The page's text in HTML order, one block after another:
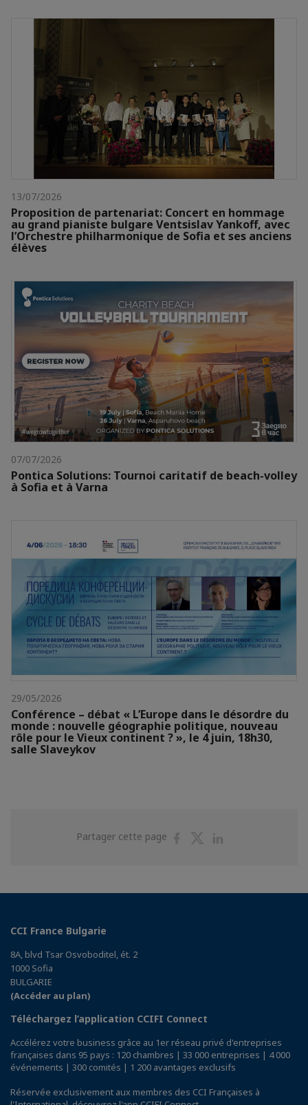
13/07/2026
Proposition de partenariat: Concert en hommage
au grand pianiste bulgare Ventsislav Yankoff, avec
l’Orchestre philharmonique de Sofia et ses anciens
élèves
07/07/2026
Pontica Solutions: Tournoi caritatif de beach-volley
à Sofia et à Varna
29/05/2026
Conférence – débat « L’Europe dans le désordre du
monde : nouvelle géographie politique, nouveau
rôle pour le Vieux continent ? », le 4 juin, 18h30,
salle Slaveykov
Partager cette page
PartagerPartager
CCI France Bulgarie
8A, blvd Tsar Osvoboditel, ét. 2
1000 Sofia
BULGARIE
(Accéder au plan)
Téléchargez l’application CCIFI Connect
Accélérez votre business grâce au 1er réseau privé d'entreprises
françaises dans 95 pays : 120 chambres | 33 000 entreprises | 4 000
événements | 300 comités | 1 200 avantages exclusifs
Réservée exclusivement aux membres des CCI Françaises à